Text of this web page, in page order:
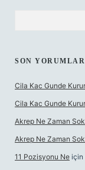
SON YORUMLAR
Cila Kac Gunde Kurur
Cila Kac Gunde Kurur
Akrep Ne Zaman
Akrep Ne Zaman
11 Pozisyonu Ne için